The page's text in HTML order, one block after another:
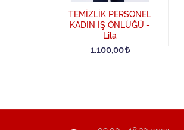
TEMİZLİK PERSONEL
KADIN İŞ ÖNLÜĞÜ -
Lila
1.100,00